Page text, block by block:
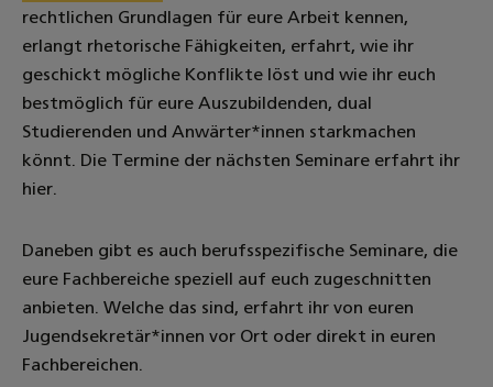
rechtlichen Grundlagen für eure Arbeit kennen,
erlangt rhetorische Fähigkeiten, erfahrt, wie ihr
geschickt mögliche Konflikte löst und wie ihr euch
bestmöglich für eure Auszubildenden, dual
Studierenden und Anwärter*innen starkmachen
könnt. Die Termine der nächsten Seminare erfahrt ihr
hier.
Daneben gibt es auch berufsspezifische Seminare, die
eure Fachbereiche speziell auf euch zugeschnitten
anbieten. Welche das sind, erfahrt ihr von euren
Jugendsekretär*innen vor Ort oder direkt in euren
Fachbereichen.